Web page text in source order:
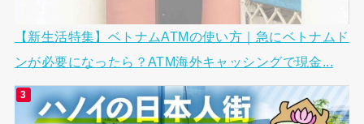
【新生活特集】ベトナムATMの使い方｜急にベトナムド
ンが必要になったら？ATM海外キャッシングで現金...